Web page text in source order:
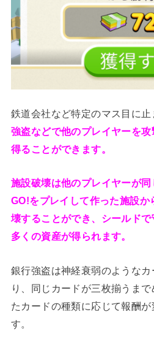
鉄道会社など特定のマス目に止
強盗などで他のプレイヤーを
得ることができます。
施設破壊は他のプレイヤーが
GO!をプレイして作った施設か
壊することができ、シールド
多くの資産が得られます。
銀行強盗は神経衰弱のような
り、同じカードが三枚揃うま
たカードの種類に応じて報酬
す。